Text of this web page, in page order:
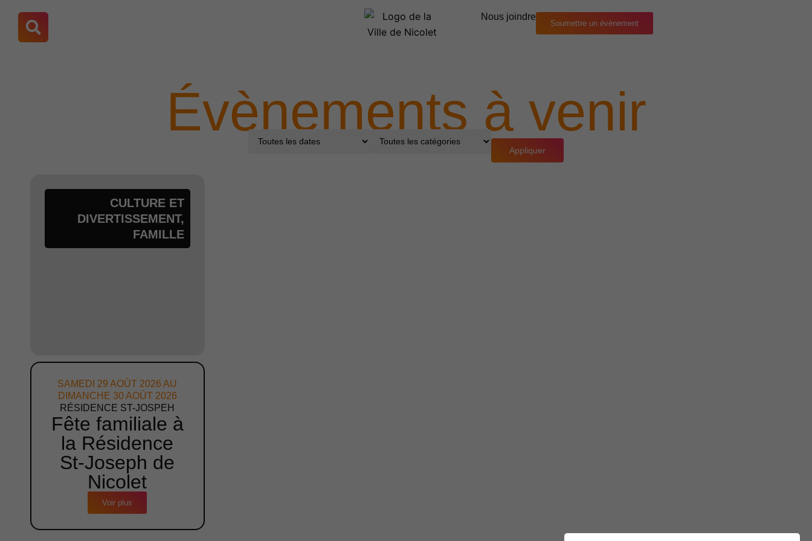
contenu
Nous joindre
Soumettre un évènement
Évènements à venir
Appliquer
CULTURE ET
DIVERTISSEMENT,
FAMILLE
SAMEDI 29 AOÛT 2026 AU
DIMANCHE 30 AOÛT 2026
RÉSIDENCE ST-JOSPEH
Fête familiale à
la Résidence
St-Joseph de
Nicolet
Voir plus